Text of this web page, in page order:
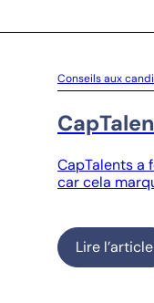
Conseils aux
CapTalents a
car cela
Lire l’article